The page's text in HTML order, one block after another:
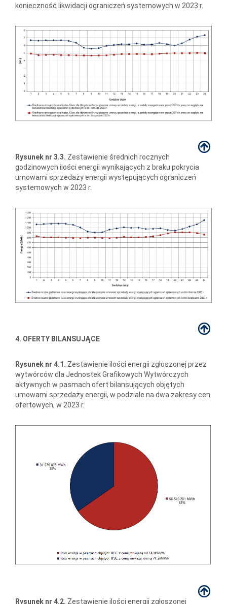
konieczność likwidacji ograniczeń systemowych w 2023 r.
Rysunek nr 3.3. Zestawienie średnich rocznych
godzinowych ilości energii wynikających z braku pokrycia
umowami sprzedaży energii występujących ograniczeń
systemowych w 2023 r.
4. OFERTY BILANSUJĄCE
Rysunek nr 4.1. Zestawienie ilości energii zgłoszonej przez
wytwórców dla Jednostek Grafikowych Wytwórczych
aktywnych w pasmach ofert bilansujących objętych
umowami sprzedaży energii, w podziale na dwa zakresy cen
ofertowych, w 2023 r.
Rysunek nr 4.2. Zestawienie ilości energii zgłoszonej